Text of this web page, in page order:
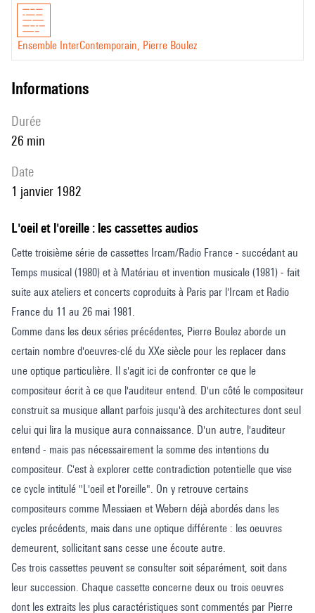
Ensemble InterContemporain, Pierre Boulez
informations
durée
26 min
date
1 janvier 1982
L'oeil et l'oreille : les cassettes audios
Cette troisième série de cassettes Ircam/Radio France - succédant au
Temps musical (1980) et à Matériau et invention musicale (1981) - fait
suite aux ateliers et concerts coproduits à Paris par l'Ircam et Radio
France du 11 au 26 mai 1981.
Comme dans les deux séries précédentes, Pierre Boulez aborde un
certain nombre d'oeuvres-clé du XXe siècle pour les replacer dans
une optique particulière. Il s'agit ici de confronter ce que le
compositeur écrit à ce que l'auditeur entend. D'un côté le compositeur
construit sa musique allant parfois jusqu'à des architectures dont seul
celui qui lira la musique aura connaissance. D'un autre, l'auditeur
entend - mais pas nécessairement la somme des intentions du
compositeur. C'est à explorer cette contradiction potentielle que vise
ce cycle intitulé "L'oeil et l'oreille". On y retrouve certains
compositeurs comme Messiaen et Webern déjà abordés dans les
cycles précédents, mais dans une optique différente : les oeuvres
demeurent, sollicitant sans cesse une écoute autre.
Ces trois cassettes peuvent se consulter soit séparément, soit dans
leur succession. Chaque cassette concerne deux ou trois oeuvres
dont les extraits les plus caractéristiques sont commentés par Pierre